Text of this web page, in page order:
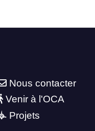
Nous contacter
Venir à l'OCA
Projets